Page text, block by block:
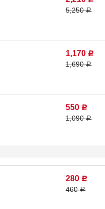
5,250Р
1,170 Р
1,690Р
550 Р
1,090Р
280 Р
460Р